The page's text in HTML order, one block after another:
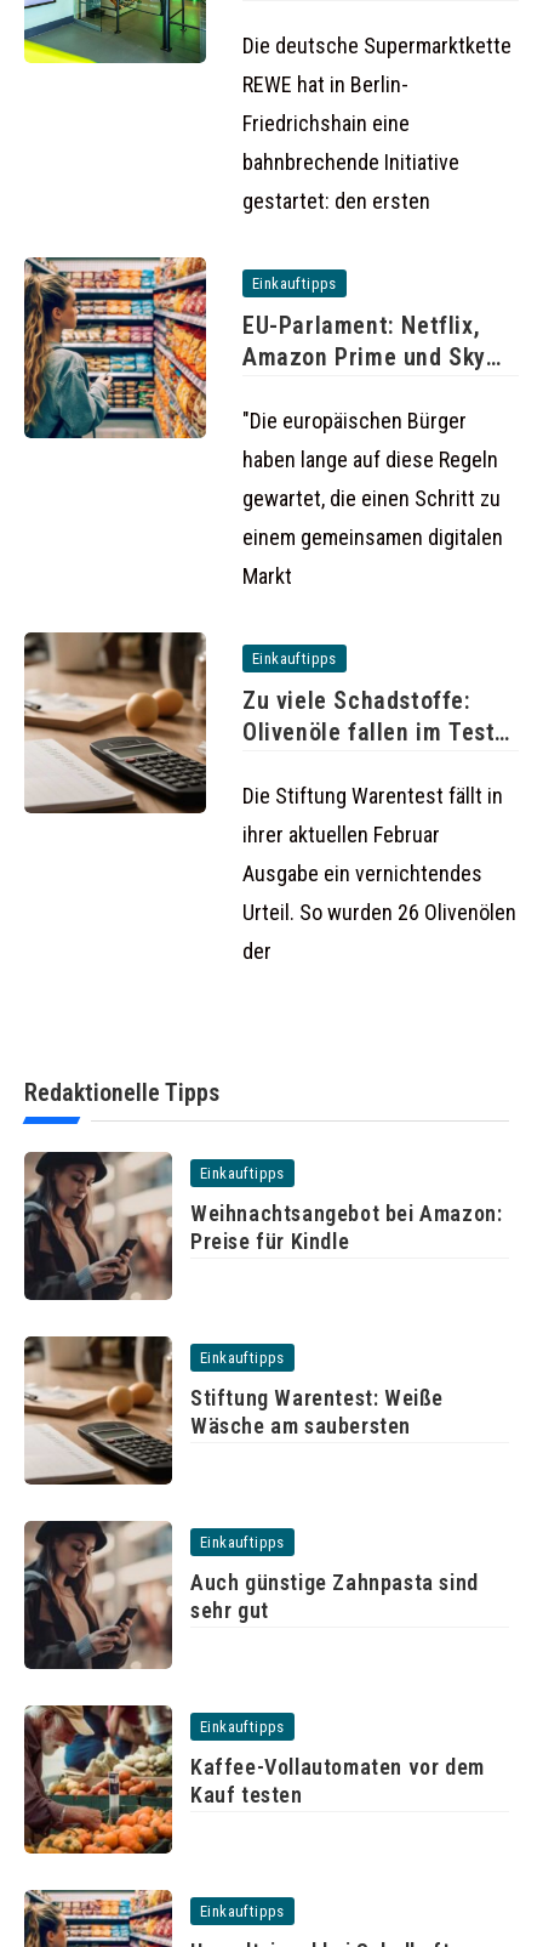
Die deutsche Supermarktkette
REWE hat in Berlin-
Friedrichshain eine
bahnbrechende Initiative
gestartet: den ersten
Einkauftipps
EU-Parlament: Netflix,
Amazon Prime und Sky
"Die europäischen Bürger
haben lange auf diese Regeln
gewartet, die einen Schritt zu
einem gemeinsamen digitalen
Markt
Einkauftipps
Zu viele Schadstoffe:
Olivenöle fallen im Test
Die Stiftung Warentest fällt in
ihrer aktuellen Februar
Ausgabe ein vernichtendes
Urteil. So wurden 26 Olivenölen
der
Redaktionelle Tipps
Einkauftipps
Weihnachtsangebot bei Amazon:
Preise für Kindle
Einkauftipps
Stiftung Warentest: Weiße
Wäsche am saubersten
Einkauftipps
Auch günstige Zahnpasta sind
sehr gut
Einkauftipps
Kaffee-Vollautomaten vor dem
Kauf testen
Einkauftipps